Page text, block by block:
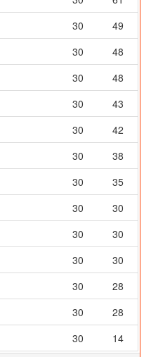
30
49
30
48
30
48
30
43
30
42
30
38
30
35
30
30
30
30
30
30
30
28
30
28
30 14